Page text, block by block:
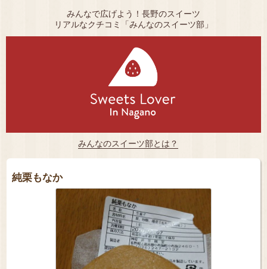
みんなで広げよう！長野のスイーツ
リアルなクチコミ「みんなのスイーツ部」
みんなのスイーツ部とは？
純栗もなか